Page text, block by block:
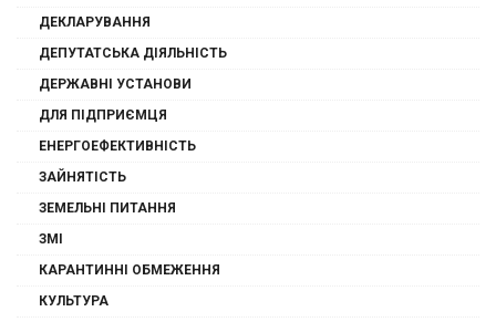
ДЕКЛАРУВАННЯ
ДЕПУТАТСЬКА ДІЯЛЬНІСТЬ
ДЕРЖАВНІ УСТАНОВИ
ДЛЯ ПІДПРИЄМЦЯ
ЕНЕРГОЕФЕКТИВНІСТЬ
ЗАЙНЯТІСТЬ
ЗЕМЕЛЬНІ ПИТАННЯ
ЗМІ
КАРАНТИННІ ОБМЕЖЕННЯ
КУЛЬТУРА